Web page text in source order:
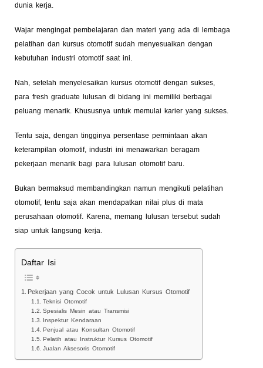
dunia kerja.
Wajar mengingat pembelajaran dan materi yang ada di lembaga
pelatihan dan kursus otomotif sudah menyesuaikan dengan
kebutuhan industri otomotif saat ini.
Nah, setelah menyelesaikan kursus otomotif dengan sukses,
para fresh graduate lulusan di bidang ini memiliki berbagai
peluang menarik. Khususnya untuk memulai karier yang sukses.
Tentu saja, dengan tingginya persentase permintaan akan
keterampilan otomotif, industri ini menawarkan beragam
pekerjaan menarik bagi para lulusan otomotif baru.
Bukan bermaksud membandingkan namun mengikuti pelatihan
otomotif, tentu saja akan mendapatkan nilai plus di mata
perusahaan otomotif. Karena, memang lulusan tersebut sudah
siap untuk langsung kerja.
Daftar Isi
Pekerjaan yang Cocok untuk Lulusan Kursus Otomotif
Teknisi Otomotif
Spesialis Mesin atau Transmisi
Inspektur Kendaraan
Penjual atau Konsultan Otomotif
Pelatih atau Instruktur Kursus Otomotif
Jualan Aksesoris Otomotif